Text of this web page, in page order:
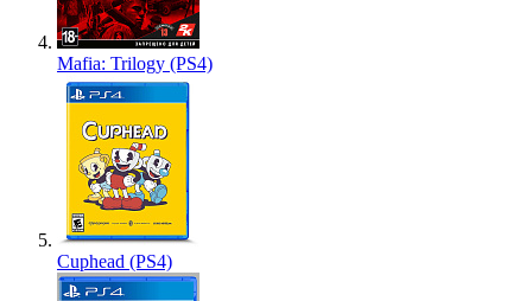
Mafia: Trilogy (PS4)
Cuphead (PS4)